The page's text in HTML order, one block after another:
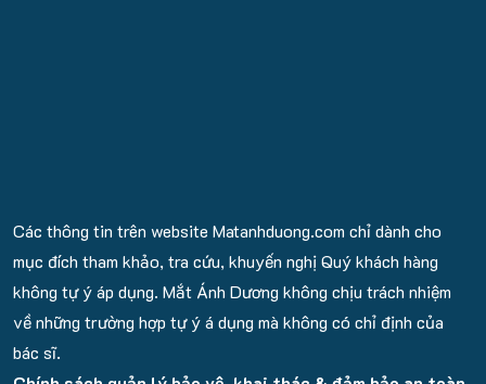
Các thông tin trên website Matanhduong.com chỉ dành cho
mục đích tham khảo, tra cứu, khuyến nghị Quý khách hàng
không tự ý áp dụng. Mắt Ánh Dương không chịu trách nhiệm
về những trường hợp tự ý á dụng mà không có chỉ định của
bác sĩ.